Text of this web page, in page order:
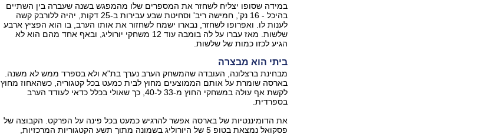
במידה שסופו יצליח לשחזר את המספרים שלו מהמפגש בשנה שעברה בין השתיים
בהיכל - 16 נק', חמישה ריב' וסחיטת שבע עבירות ב-25 דקות, יהיה ללורבק קשה
לענות לו. ואפרופו לשחזר, נבארו ישמח לשחזור את אותו הערב, בו הוא הפציץ ארבע
שלשות. מאז עברו על לה בומבה עוד 12 משחקי יורוליג, ובאף אחד מהם הוא לא
הגיע לכזו כמות של שלשות.
ביתי הוא מבצרה
מבחינת ברצלונה, העובדה שהמשחק הערב נערך בת"א ולא בספרד ממש לא משנה.
בארסה שומרת על אותם הממוצעים מחוץ לבית כמעט בכל קטגוריה, כשהאחוז מחוץ
לקשת אף עולה במשחקי החוץ מ-33 ל-40, כך שאולי בכלל כדאי לעודד הערב
בספרדית.
את הדומיננטיות של בארסה אפשר להרגיש כמעט בכל פינה על הפרקט. הקבוצה של
פסקואל נמצאת בטופ 5 של היורוליג בשמונה מתוך תשע הקטגוריות המרכזיות,